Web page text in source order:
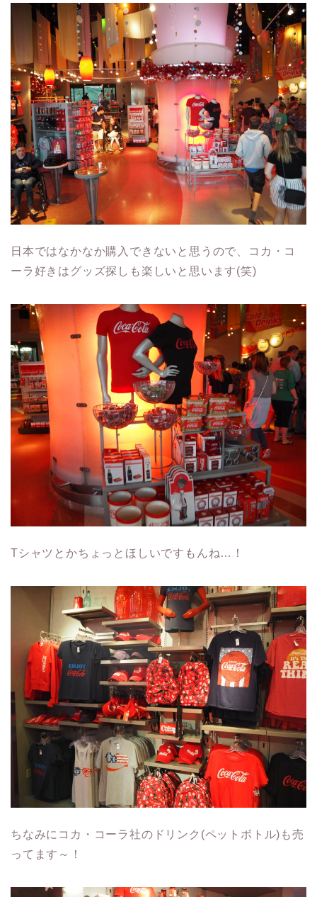
日本ではなかなか購入できないと思うので、コカ・コ
ーラ好きはグッズ探しも楽しいと思います(笑)
Tシャツとかちょっとほしいですもんね…！
ちなみにコカ・コーラ社のドリンク(ペットボトル)も売
ってます～！